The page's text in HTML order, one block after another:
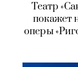
Театр
покажет
оперы